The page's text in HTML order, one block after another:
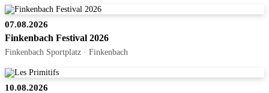
07.08.2026
Finkenbach Festival 2026
Finkenbach Sportplatz · Finkenbach
10.08.2026